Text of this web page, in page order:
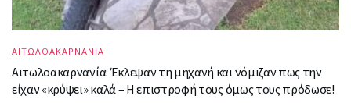
ΑΙΤΩΛΟΑΚΑΡΝΑΝΙΑ
Αιτωλοακαρνανία: Έκλεψαν τη μηχανή και νόμιζαν πως την
είχαν «κρύψει» καλά – Η επιστροφή τους όμως τους πρόδωσε!